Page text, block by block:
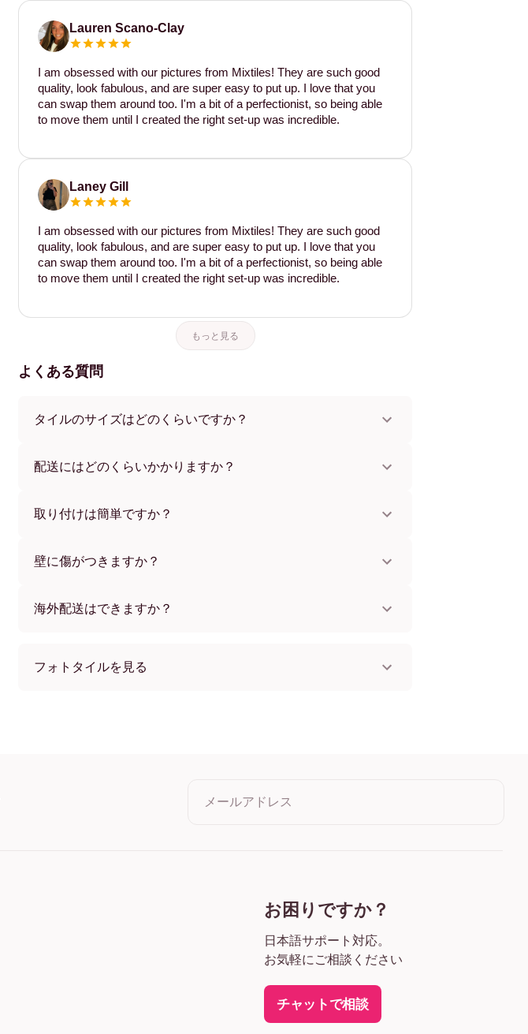
Lauren Scano-Clay
I am obsessed with our pictures from Mixtiles! They are such good
quality, look fabulous, and are super easy to put up. I love that you
can swap them around too. I'm a bit of a perfectionist, so being able
to move them until I created the right set-up was incredible.
Laney Gill
I am obsessed with our pictures from Mixtiles! They are such good
quality, look fabulous, and are super easy to put up. I love that you
can swap them around too. I'm a bit of a perfectionist, so being able
to move them until I created the right set-up was incredible.
もっと見る
よくある質問
タイルのサイズはどのくらいですか？
ズもございます。さまざまな素材とフレームカラーからお選びいただけま
配送にはどのくらいかかりますか？
す。ご注文後、追跡番号をお知らせします。
取り付けは簡単ですか？
め、賃貸のお部屋でも安心してお使いいただけます。
壁に傷がつきますか？
海外配送はできますか？
フォトタイルを見る
メールアドレス
お困りですか？
日本語サポート対応。
お気軽にご相談ください
チャットで相談